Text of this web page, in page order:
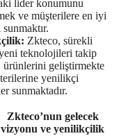
lider konumunu
ve müşterilere en iyi
Zkteco, sürekli
teknolojileri takip
ürünlerini geliştirmekte
yenilikçi
sunmaktadır.
Zkteco’nun gelecek
vizyonu ve yenilikçilik